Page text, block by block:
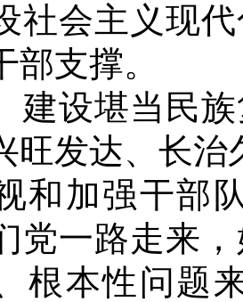
社会主义现
部支撑。
设堪当民族
旺发达、长治
加强干部队
党一路走来
根本性问题